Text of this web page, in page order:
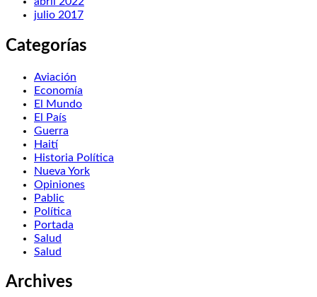
julio 2017
Categorías
Aviación
Economía
El Mundo
El País
Guerra
Haití
Historia Política
Nueva York
Opiniones
Pablic
Política
Portada
Salud
Salud
Archives